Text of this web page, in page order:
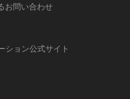
お問い合わせ
ション公式サイト